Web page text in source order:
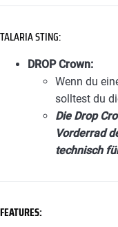
TALARIA STING:
DROP Crown:
Wenn du
solltest du
Die Drop
Vorderrad
technisch
FEATURES: